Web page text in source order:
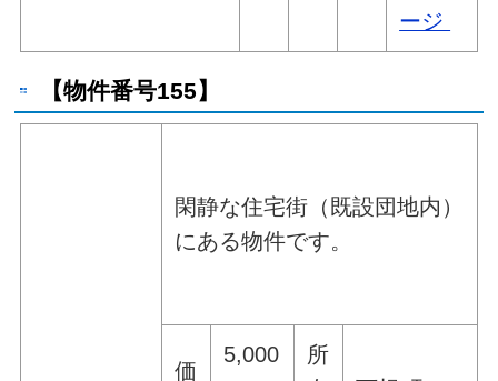
ージ
【物件番号155】
閑静な住宅街（既設団地内）
にある物件です。
価
5,000
所